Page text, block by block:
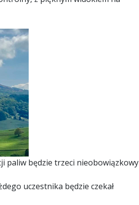
paliw będzie trzeci nieobowiązkowy
uczestnika będzie czekał